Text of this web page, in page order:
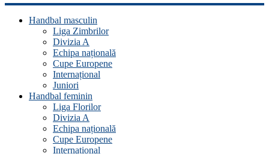
Handbal
ManiaHandbal masculin
Liga Zimbrilor
Divizia A
Echipa națională
Cupe Europene
Internațional
Juniori
Handbal feminin
Liga Florilor
Divizia A
Echipa națională
Cupe Europene
Internațional